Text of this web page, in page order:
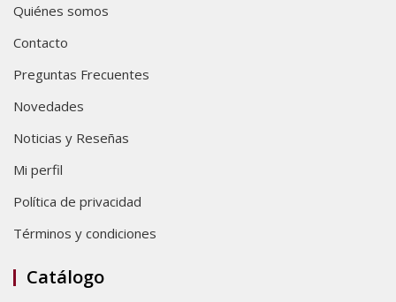
Quiénes somos
Contacto
Preguntas Frecuentes
Novedades
Noticias y Reseñas
Mi perfil
Política de privacidad
Términos y condiciones
Catálogo